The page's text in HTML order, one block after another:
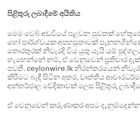
පිළිතුරු ලබාදීමේ අයිතිය
මෙම වෙබ් අඩවියේ පළවන පුවතක්
හෝ පාර්ශ්වයක අපහසුතාවක්
තොරතුරක් නිවැරදි විය යුතු යැයි යම්
හැඟෙන්නේ නම්, ඒ වෙනුවෙන් ප්‍රතිචාර
පවතී. ceylonwire.lk නිරන්තරයෙන්
කිරීමට බැඳී සිටින අතර, වෘත්තීය
අන්තර්ජාල වේදිකාවක් ලෙස පිළිතුරු
ඒ වෙනුවෙන් කරුණාකර අපට